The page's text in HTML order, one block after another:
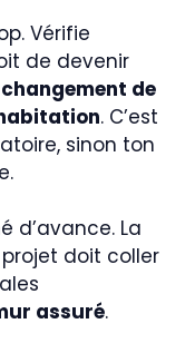
Vérifie
de devenir
changement de
. C’est
sinon ton
d’avance. La
doit coller
assuré.